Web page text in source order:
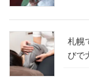
札幌
びで